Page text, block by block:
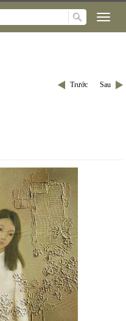
Trước Sau